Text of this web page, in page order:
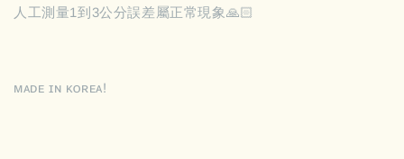
人工測量1到3公分誤差屬正常現象🙏🏻
ᴍᴀᴅᴇ ɪɴ ᴋᴏʀᴇᴀ!